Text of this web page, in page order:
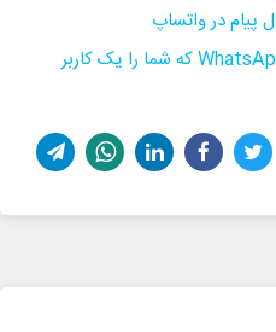
پیام در واتساپ
۱۱ تا از ترفند های واتساپ WhatsApp که شما را یک کاربر